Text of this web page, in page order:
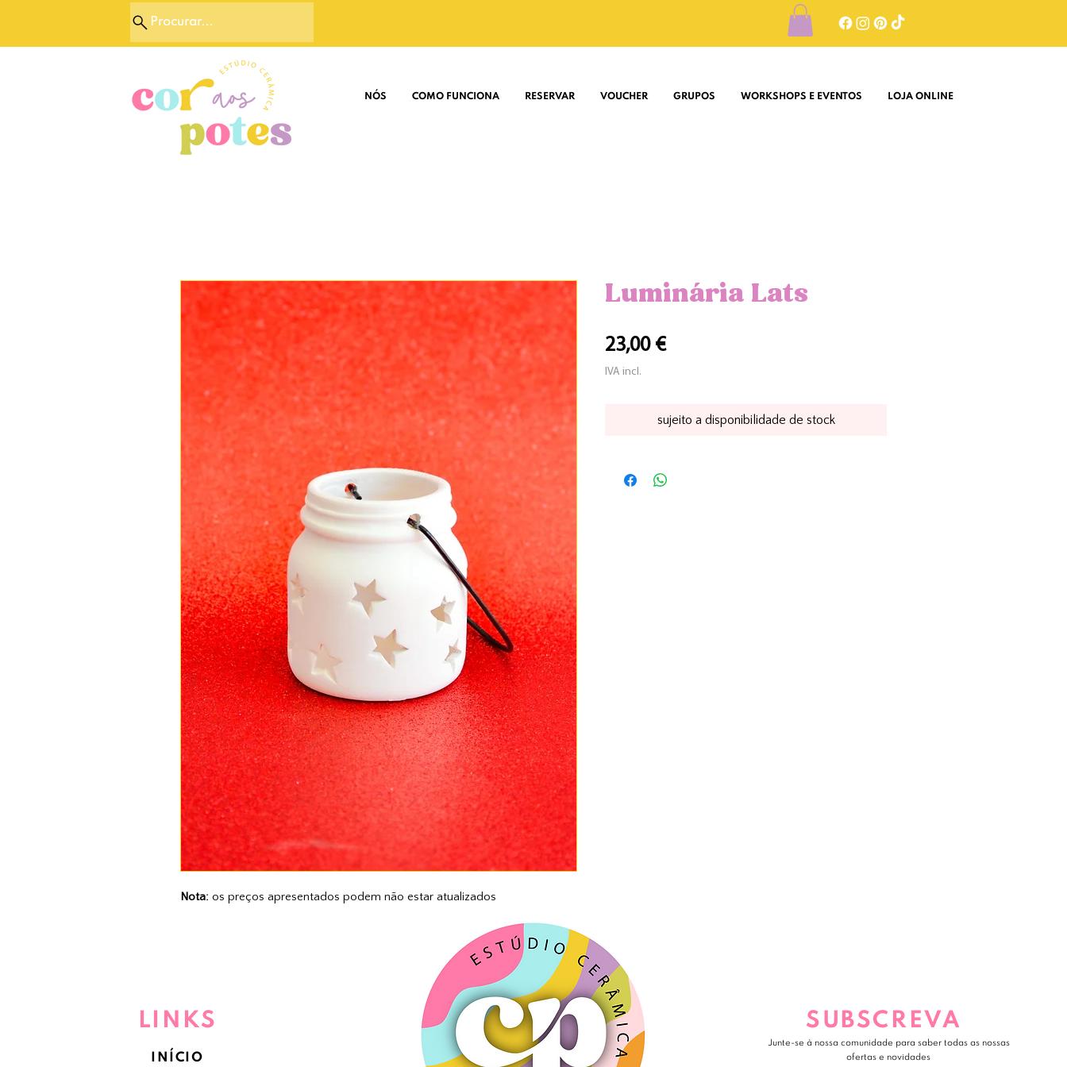
Procurar...
NÓS COMO FUNCIONA RESERVAR VOUCHER GRUPOS WORKSHOPS E EVENTOS LOJA ONLINE
Nota: os preços apresentados podem não estar atualizados
Luminária Lats
23,00 €Preço
IVA incl.
sujeito a disponibilidade de stock
LINKS
INÍCIO
SUBSCREVA
Junte-se à nossa comunidade para saber todas as nossas
ofertas e novidades